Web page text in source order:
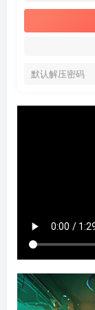
默认解压密码